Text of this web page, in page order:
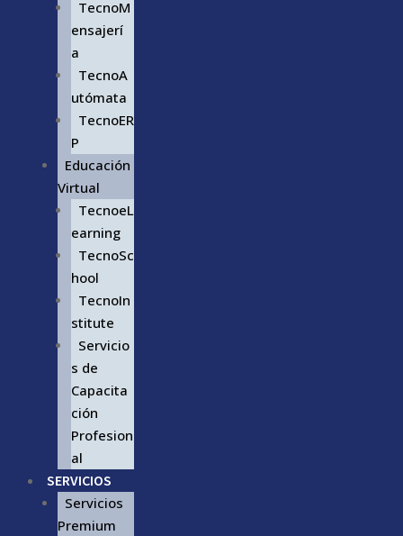
TecnoM
ensajerí
a
TecnoA
utómata
TecnoER
P
Educación
Virtual
TecnoeL
earning
TecnoSc
hool
TecnoIn
stitute
Servicio
s de
Capacita
ción
Profesion
al
SERVICIOS
Servicios
Premium